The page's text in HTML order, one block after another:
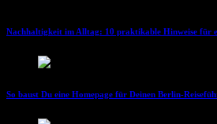
Nachhaltigkeit im Alltag: 10 praktikable Hinweise für
So baust Du eine Homepage für Deinen Berlin-